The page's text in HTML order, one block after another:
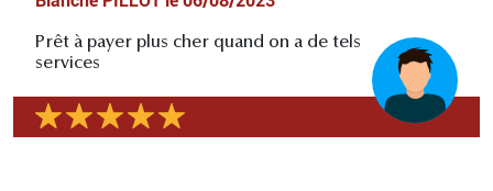
Prêt à payer plus cher quand on a de tels
services